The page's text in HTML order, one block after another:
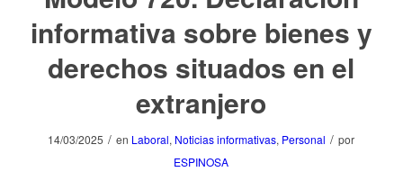
informativa sobre bienes y
derechos situados en el
extranjero
14/03/2025 / en Laboral, Noticias informativas, Personal / por
ESPINOSA